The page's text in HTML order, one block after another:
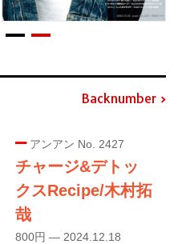
Backnumber
アンアン No. 2427
チャージ&デトッ
クスRecipe/木村拓
哉
800円 — 2024.12.18